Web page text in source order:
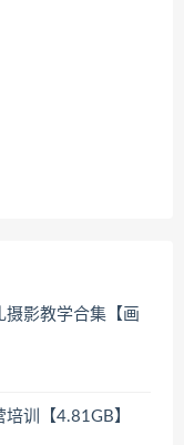
摄影教学合集【画
训【4.81GB】